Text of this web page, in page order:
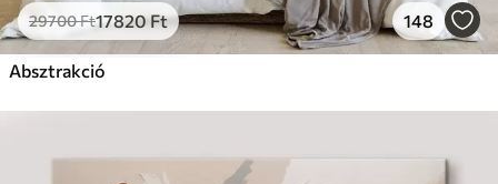
29700Ft17820Ft 148
Absztrakció